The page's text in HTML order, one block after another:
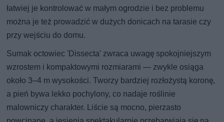
łatwiej je kontrolować w małym ogrodzie i bez problemu
można je też prowadzić w dużych donicach na tarasie czy
przy wejściu do domu.
Sumak octowiec 'Dissecta' zwraca uwagę spokojniejszym
wzrostem i kompaktowymi rozmiarami — zwykle osiąga
około 3–4 m wysokości. Tworzy bardziej rozłożystą koronę,
a pień bywa lekko pochylony, co nadaje roślinie
malowniczy charakter. Liście są mocno, pierzasto